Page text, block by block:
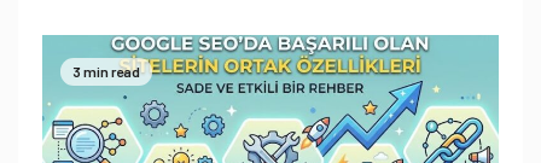
3 min read